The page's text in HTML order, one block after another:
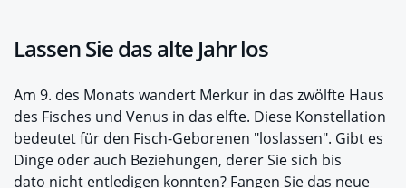
Lassen Sie das alte Jahr los
Am 9. des Monats wandert Merkur in das zwölfte Haus
des Fisches und Venus in das elfte. Diese Konstellation
bedeutet für den Fisch-Geborenen "loslassen". Gibt es
Dinge oder auch Beziehungen, derer Sie sich bis
dato nicht entledigen konnten? Fangen Sie das neue